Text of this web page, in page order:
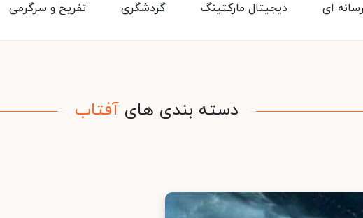
تفریح و سرگرمی گردشگری دیجیتال مارکتینگ ای
دسته بندی های آفتاب